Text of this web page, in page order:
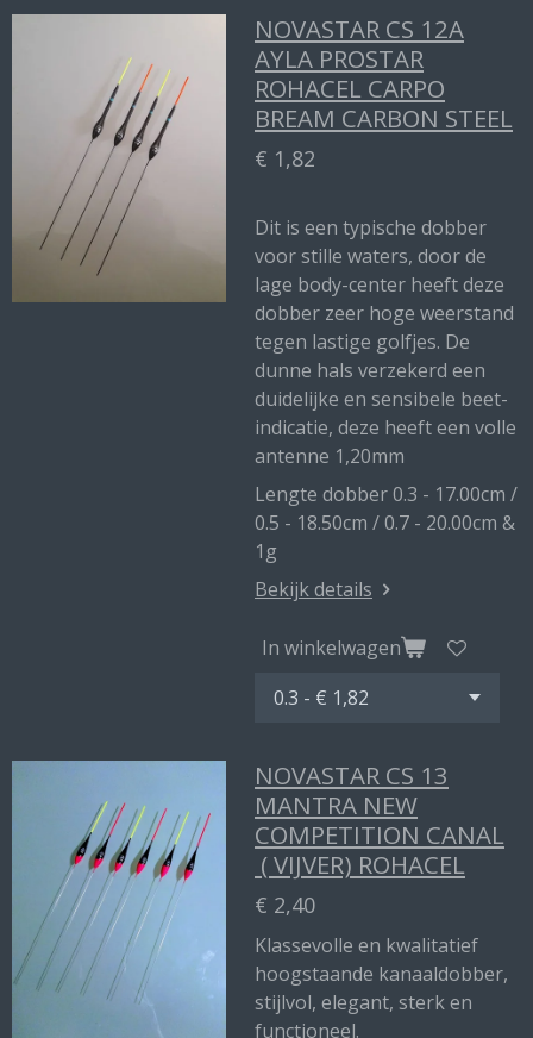
NOVASTAR CS 12A
AYLA PROSTAR
ROHACEL CARPO
BREAM CARBON STEEL
€ 1,82
Dit is een typische dobber
voor stille waters, door de
lage body-center heeft deze
dobber zeer hoge weerstand
tegen lastige golfjes. De
dunne hals verzekerd een
duidelijke en sensibele beet-
indicatie, deze heeft een volle
antenne 1,20mm
Lengte dobber 0.3 - 17.00cm /
0.5 - 18.50cm / 0.7 - 20.00cm &
1g
Bekijk details
In winkelwagen
NOVASTAR CS 13
MANTRA NEW
COMPETITION CANAL
( VIJVER) ROHACEL
€ 2,40
Klassevolle en kwalitatief
hoogstaande kanaaldobber,
stijlvol, elegant, sterk en
functioneel.